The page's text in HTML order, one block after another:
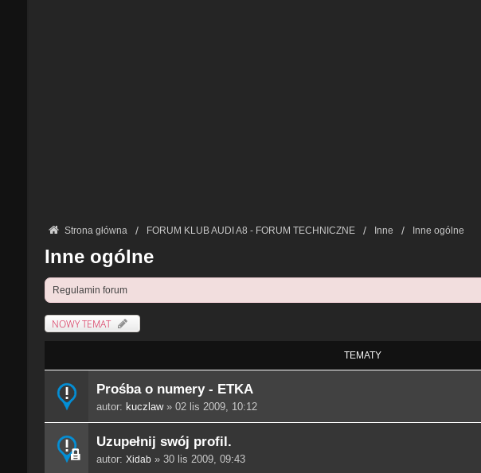
Strona główna FORUM KLUB AUDI A8 - FORUM TECHNICZNE Inne Inne ogólne
Inne ogólne
Regulamin forum
NOWY TEMAT
TEMATY
Prośba o numery - ETKA
autor: kuczlaw» 02 lis 2009, 10:12
Uzupełnij swój profil.
autor: Xidab» 30 lis 2009, 09:43